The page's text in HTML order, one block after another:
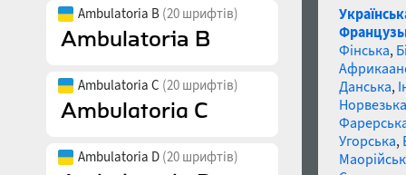
Ambulatoria B (20 шрифтів)
Ambulatoria C (20 шрифтів)
Ambulatoria D (20 шрифтів)
Фінська,
Данська,
Норвезька
Угорська,